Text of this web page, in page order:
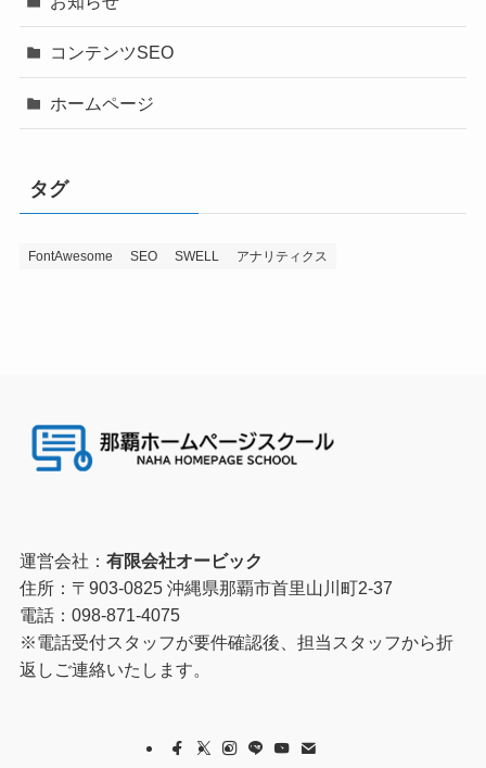
コンテンツSEO
ホームページ
タグ
FontAwesome SEO SWELL アナリティクス
運営会社： 有限会社オービック
住所：〒903-0825 沖縄県那覇市首里山川町2-37
電話：098-871-4075
※電話受付スタッフが要件確認後、担当スタッフから折
返しご連絡いたします。